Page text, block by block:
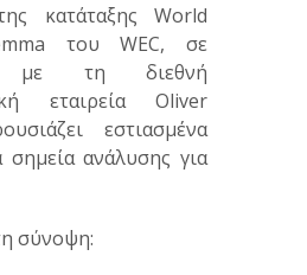
κατάταξης World
του WEC, σε
με τη διεθνή
εταιρεία Oliver
εστιασμένα
σημεία ανάλυσης για
σύνοψη: